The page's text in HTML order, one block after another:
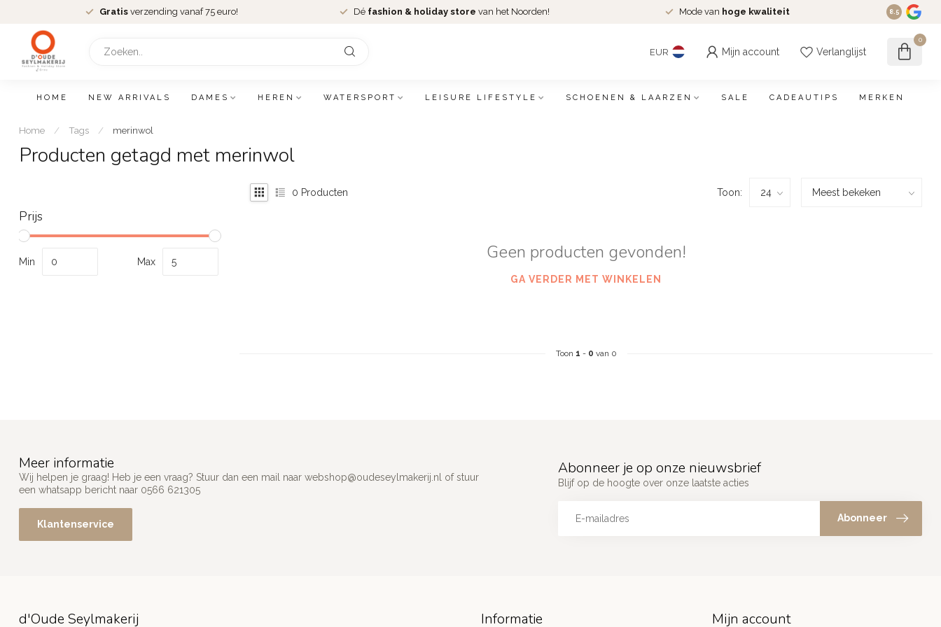
Gratis verzending vanaf 75 euro! Dé fashion & holiday store van het Noorden! Mode van hoge kwaliteit 8.5
EUR Mijn account Verlanglijst
0
HOME NEW ARRIVALS DAMES HEREN WATERSPORT LEISURE LIFESTYLE SCHOENEN & LAARZEN SALE CADEAUTIPS MERKEN
Home / Tags / merinwol
Producten getagd met merinwol
Prijs
Min Max
0 Producten Toon:
Geen producten gevonden!
GA VERDER MET WINKELEN
Toon 1 - 0 van 0
Meer informatie
Wij helpen je graag! Heb je een vraag? Stuur dan een mail naar webshop@oudeseylmakerij.nl
of stuur
een whatsapp bericht naar 0566 621305
Klantenservice
Abonneer je op onze nieuwsbrief
Blijf op de hoogte over onze laatste acties
Abonneer
d'Oude Seylmakerij Informatie Mijn account